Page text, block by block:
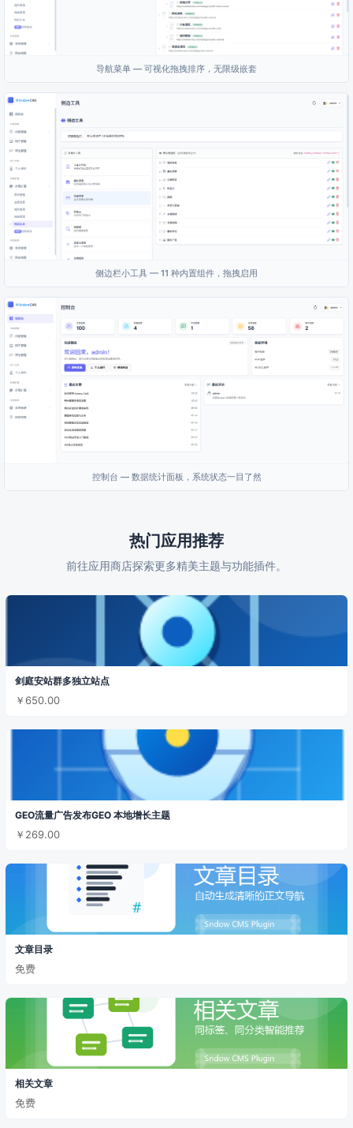
导航菜单 — 可视化拖拽排序，无限级嵌套
侧边栏小工具 — 11 种内置组件，拖拽启用
控制台 — 数据统计面板，系统状态一目了然
热门应用推荐
前往应用商店探索更多精美主题与功能插件。
剑庭安站群多独立站点
￥650.00
GEO流量广告发布GEO 本地增长主题
￥269.00
文章目录
免费
相关文章
免费